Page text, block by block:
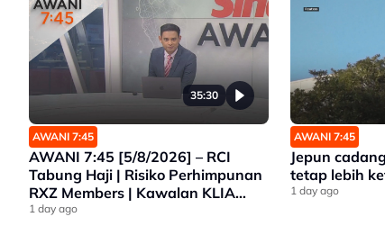
35:30
AWANI 7:45
AWANI 7:45 [5/8/2026] – RCI
Tabung Haji | Risiko Perhimpunan
RXZ Members | Kawalan KLIA
Lebih Ketat | Pelarian Myanmar
1 day ago
AWANI 7:45
Jepun
tetap lebih
1 day ago